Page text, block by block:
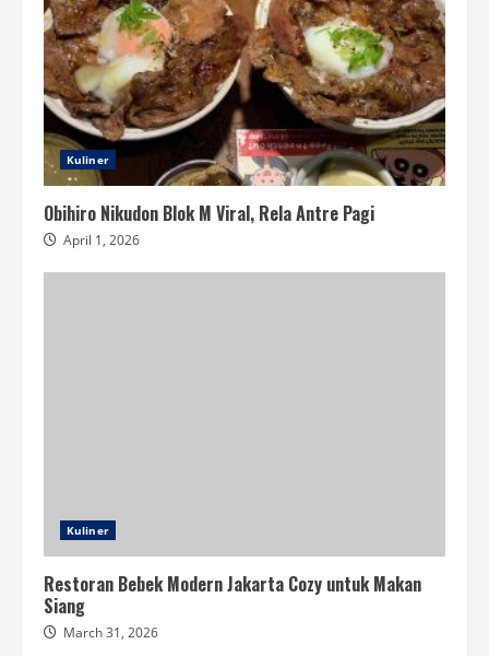
Kuliner
Obihiro Nikudon Blok M Viral, Rela Antre Pagi
April 1, 2026
Kuliner
Restoran Bebek Modern Jakarta Cozy untuk Makan
Siang
March 31, 2026